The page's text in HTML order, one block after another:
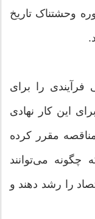
وحشتناک تاریخ
فرآیندی را برای
این کار نهادی
مقرر کرده
چگونه می‌توانند
را رشد دهند و